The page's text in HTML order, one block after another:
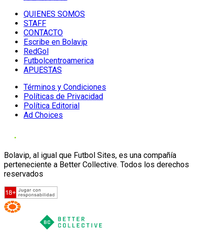
QUIENES SOMOS
STAFF
CONTACTO
Escribe en Bolavip
RedGol
Futbolcentroamerica
APUESTAS
Términos y Condiciones
Políticas de Privacidad
Política Editorial
Ad Choices
Bolavip, al igual que Futbol Sites, es una compañía
perteneciente a Better Collective. Todos los derechos
reservados